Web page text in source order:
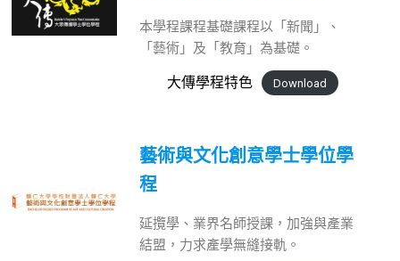
本學程課程基礎課程以「新聞」、
「藝術」及「教育」為基礎。
大傳學程特色 Download
藝術與文化創意學士學位學
程
延攬學、業界名師授課，加強與產業
結盟，力求產學無縫接軌。